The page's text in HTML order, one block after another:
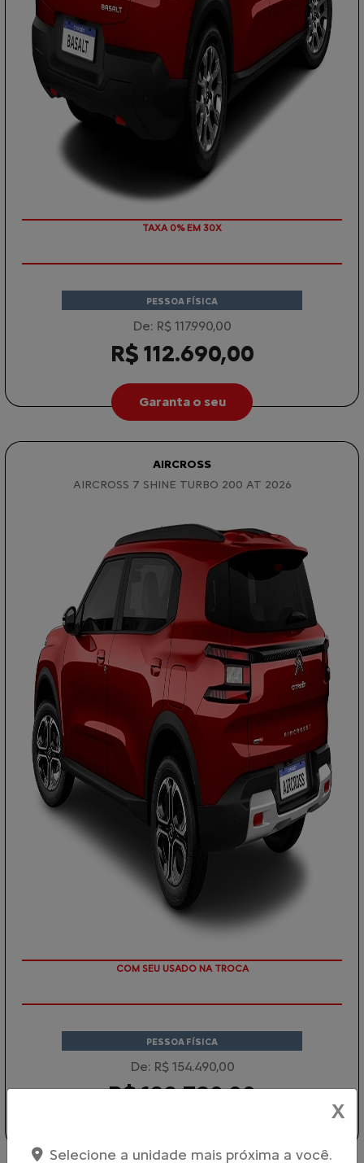
TAXA 0% EM 30X
PESSOA FÍSICA
De: R$ 117.990,00
R$ 112.690,00
Garanta o seu
AIRCROSS
AIRCROSS 7 SHINE TURBO 200 AT 2026
TAXA ZERO
PESSOA FÍSICA
De: R$ 154.490,00
R$ 128.790,00
X
Selecione a unidade mais próxima a você.